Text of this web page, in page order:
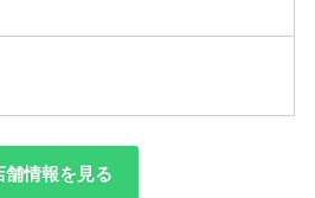
舗情報を見る